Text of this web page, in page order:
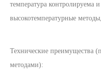
температура
высокотемпературные
Технические преимущества
методами):